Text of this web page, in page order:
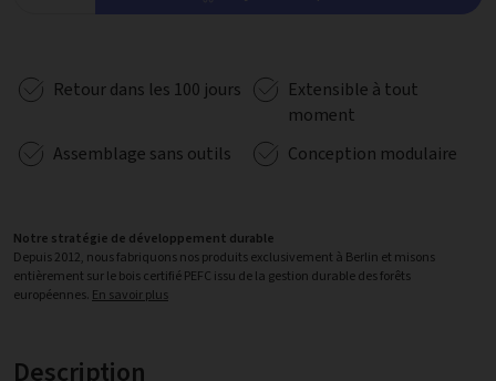
Retour dans les 100 jours
Extensible à tout
moment
Assemblage sans outils
Conception modulaire
Notre stratégie de développement durable
Depuis 2012, nous fabriquons nos produits exclusivement à Berlin et misons
entièrement sur le bois certifié PEFC issu de la gestion durable des forêts
européennes. En savoir plus
Description